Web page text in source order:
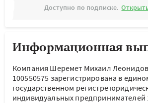
Доступно по подписке.
Информационная
Компания Шеремет Михаил
100550575 зарегистрирована в
государственном регистре
индивидуальных предпринимателей